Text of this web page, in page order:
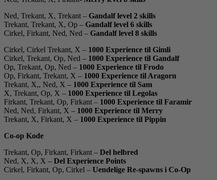
Ned, Trekant, X, Trekant – Gandalf level 2 skills
Trekant, Trekant, X, Op – Gandalf level 6 skills
Cirkel, Firkant, Ned, Ned – Gandalf level 8 skills
Cirkel, Cirkel Trekant, X – 1000 Experience til Gimli
Cirkel, Trekant, Op, Ned – 1000 Experience til Gandalf
Op, Trekant, Op, Ned – 1000 Experience til Frodo
Op, Firkant, Trekant, X – 1000 Experience til Aragorn
Trekant, X,, Ned, X – 1000 Experience til Sam
X, Trekant, Op, X – 1000 Experience til Legolas
Firkant, Trekant, Op, Firkant – 1000 Experience til Faramir
Ned, Ned, Firkant, X – 1000 Experience til Merry
Trekant, X, Firkant, X – 1000 Experience til Pippin
Co-op Kode
Trekant, Op, Firkant, Firkant – Del helbred
Ned, X, X, X – Del Experience Points
Cirkel, Firkant, Op, Cirkel – Uendelige Re-spawns i Co-Op